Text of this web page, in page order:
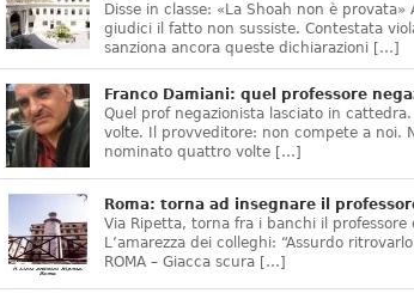
Disse in classe: «La Shoah non è
giudici il fatto non sussiste. Contestata
sanziona ancora queste dichiarazioni […]
Franco Damiani: quel professore
Quel prof negazionista lasciato in
volte. Il provveditore: non compete a noi.
nominato quattro volte […]
Roma: torna ad insegnare il
Via Ripetta, torna fra i banchi il
L’amarezza dei colleghi: “Assurdo
ROMA – Giacca scura […]